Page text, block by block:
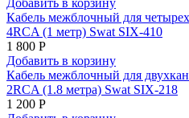
Добавить в корзину
Кабель межблочный для
4RCA (1 метр) Swat SIX-410
1 800 Р
Добавить в корзину
Кабель межблочный для
2RCA (1.8 метра) Swat SIX-218
1 200 Р